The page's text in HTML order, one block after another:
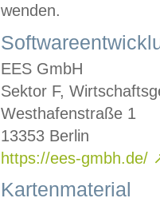
wenden.
EES GmbH
Sektor F,
Westhafenstraße 1
13353 Berlin
https://ees-gmbh.de/
Kartenmaterial